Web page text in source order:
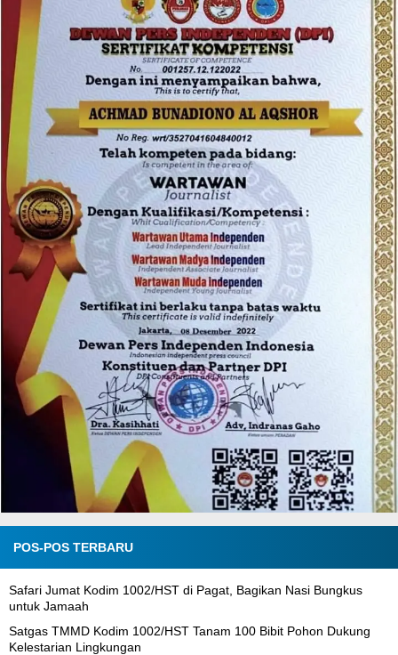
POS-POS TERBARU
Safari Jumat Kodim 1002/HST di Pagat, Bagikan Nasi Bungkus
untuk Jamaah
Satgas TMMD Kodim 1002/HST Tanam 100 Bibit Pohon Dukung
Kelestarian Lingkungan